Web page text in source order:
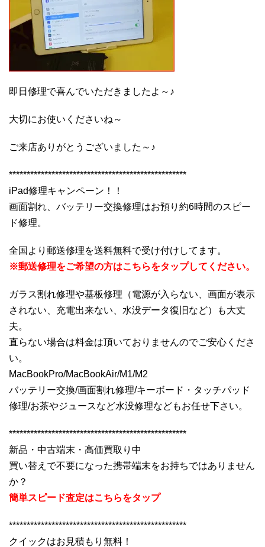
即日修理で喜んでいただきましたよ～♪
大切にお使いくださいね～
ご来店ありがとうございました～♪
**************************************************
iPad修理キャンペーン！！
画面割れ、バッテリー交換修理はお預り約6時間のスピー
ド修理。
全国より郵送修理を送料無料で受け付けしてます。
※郵送修理をご希望の方はこちらをタップしてください。
ガラス割れ修理や基板修理（電源が入らない、画面が表示
されない、充電出来ない、水没データ復旧など）も大丈
夫。
直らない場合は料金は頂いておりませんのでご安心くださ
い。
MacBookPro/MacBookAir/M1/M2
バッテリー交換/画面割れ修理/キーボード・タッチパッド
修理/お茶やジュースなど水没修理などもお任せ下さい。
**************************************************
新品・中古端末・高価買取り中
買い替えで不要になった携帯端末をお持ちではありません
か？
簡単スピード査定はこちらをタップ
**************************************************
クイックはお見積もり無料！